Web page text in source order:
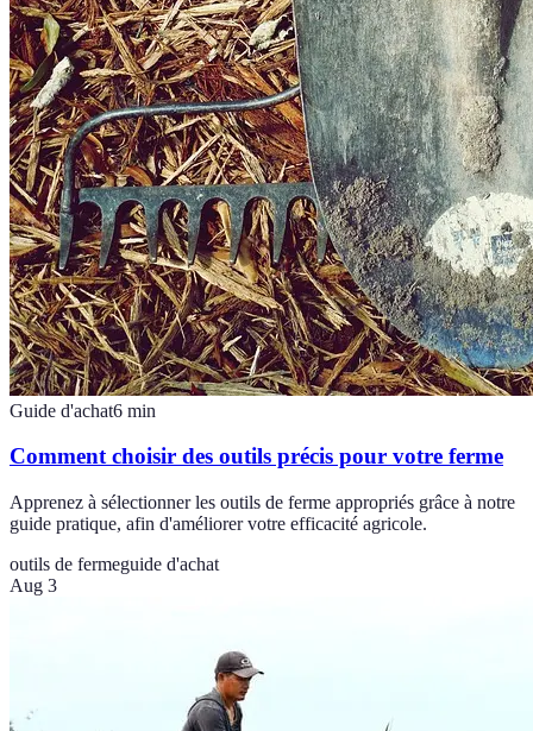
Guide d'achat6 min
Comment choisir des outils précis pour votre ferme
Apprenez à sélectionner les outils de ferme appropriés grâce à notre
guide pratique, afin d'améliorer votre efficacité agricole.
outils de fermeguide d'achat
Aug 3